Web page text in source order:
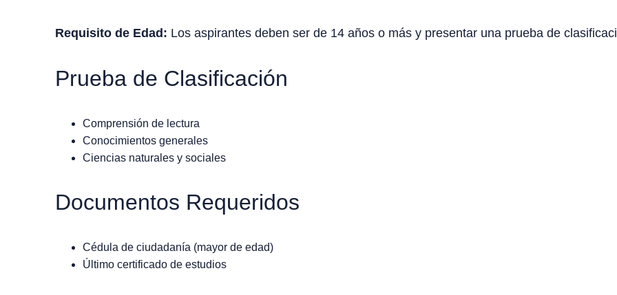
Requisito de Edad: Los aspirantes deben ser de 14 años o más y presentar una prueba de
Prueba de Clasificación
Comprensión de lectura
Conocimientos generales
Ciencias naturales y sociales
Documentos Requeridos
Cédula de ciudadanía (mayor de edad)
Último certificado de estudios